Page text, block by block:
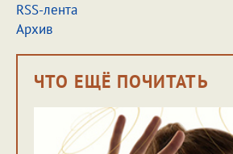
RSS-лента
Архив
ЧТО ЕЩЁ ПОЧИТАТЬ